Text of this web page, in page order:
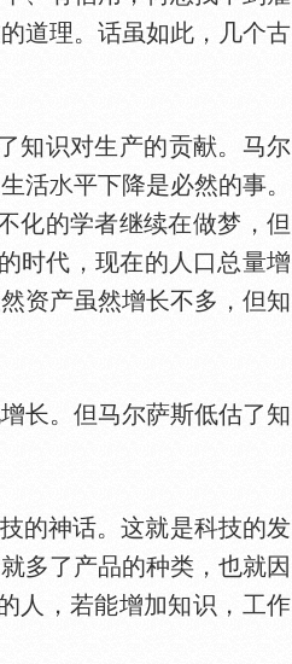
道理。话虽如此，几个古
知识对生产的贡献。马尔
活
平下降是必然的事。
化的学者继续在做梦，但
时代，现在的人口总量增
资产虽然增长不多，但知
长。但马尔萨斯低估了知
的神话。这就是科技的发
多了产品的种类，也就因
人，若能增加知识，工作